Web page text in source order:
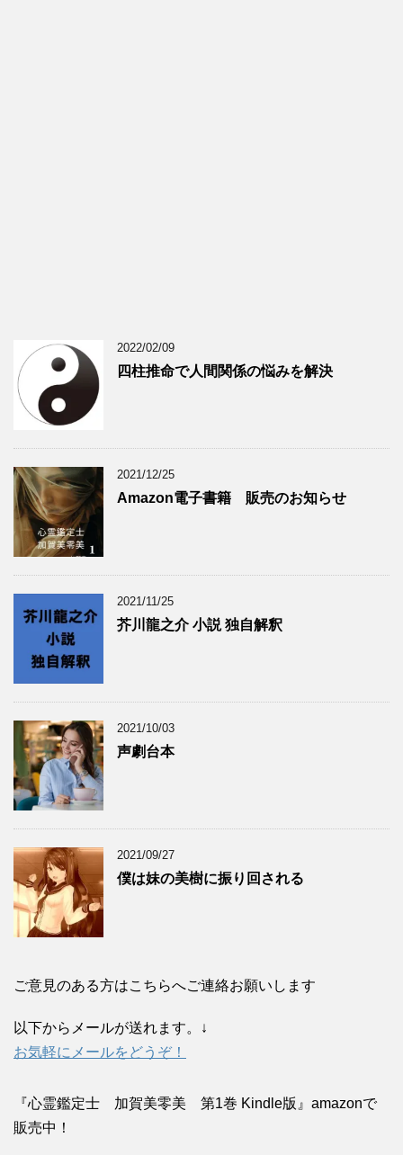
2022/02/09
四柱推命で人間関係の悩みを解決
2021/12/25
Amazon電子書籍 販売のお知らせ
2021/11/25
芥川龍之介 小説 独自解釈
2021/10/03
声劇台本
2021/09/27
僕は妹の美樹に振り回される
ご意見のある方はこちらへご連絡お願いします
以下からメールが送れます。↓
お気軽にメールをどうぞ！
『心霊鑑定士 加賀美零美 第1巻 Kindle版』amazonで
販売中！